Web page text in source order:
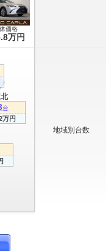
価格
万円
台
万円
地域別台数